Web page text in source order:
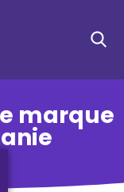
marque